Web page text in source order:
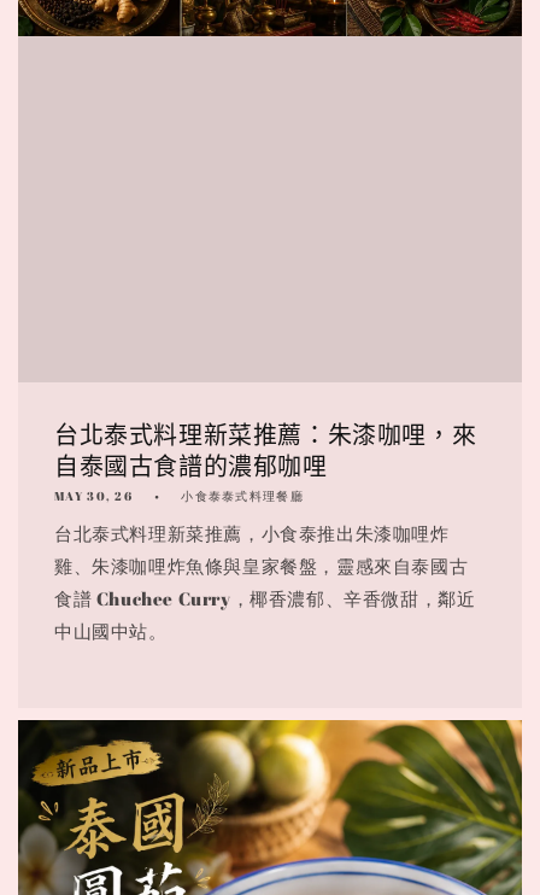
台北泰式料理新菜推薦：朱漆咖哩，來
自泰國古食譜的濃郁咖哩
MAY 30, 26 小食泰泰式料理餐廳
台北泰式料理新菜推薦，小食泰推出朱漆咖哩炸
雞、朱漆咖哩炸魚條與皇家餐盤，靈感來自泰國古
食譜 Chuchee Curry，椰香濃郁、辛香微甜，鄰近
中山國中站。